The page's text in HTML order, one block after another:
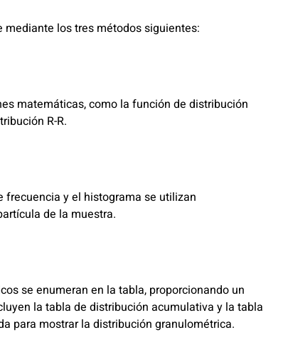
los tres métodos siguientes:
matemáticas, como la función de distribución
R-R.
frecuencia y el histograma se utilizan
de la muestra.
se enumeran en la tabla, proporcionando un
la tabla de distribución acumulativa y la tabla
para mostrar la distribución granulométrica.